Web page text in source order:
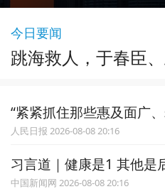
今日要闻
跳海救人，于春臣
“紧紧抓住那些惠及面广
人民日报 2026-08-08 20:16
习言道｜健康是1 其他是
中国新闻网 2026-08-08 20:16